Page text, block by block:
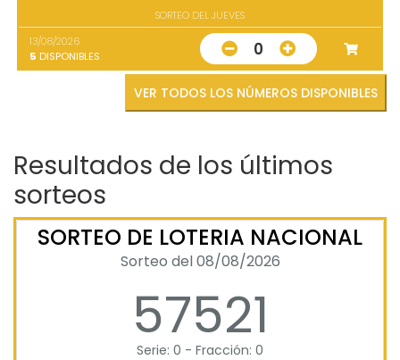
SORTEO DEL JUEVES
13/08/2026
5 DISPONIBLES 0
VER TODOS LOS NÚMEROS DISPONIBLES
Resultados de los últimos
sorteos
SORTEO DE LOTERIA NACIONAL
Sorteo del 08/08/2026
57521
Serie: 0 - Fracción: 0